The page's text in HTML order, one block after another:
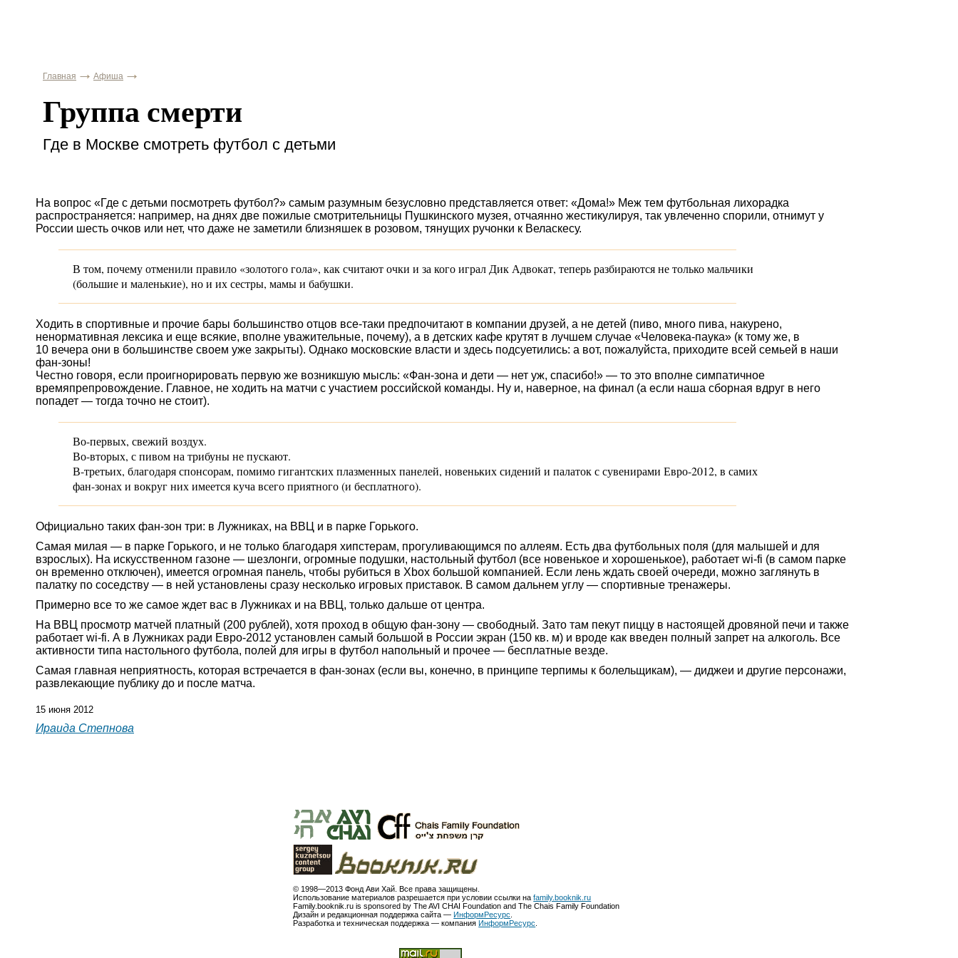
Главная Афиша
Группа смерти
Где в Москве смотреть футбол с детьми
На вопрос «Где с детьми посмотреть футбол?» самым разумным безусловно представляется ответ: «Дома!» Меж тем футбольная лихорадка
распространяется: например, на днях две пожилые смотрительницы Пушкинского музея, отчаянно жестикулируя, так увлеченно спорили, отнимут у
России шесть очков или нет, что даже не заметили близняшек в розовом, тянущих ручонки к Веласкесу.
В том, почему отменили правило «золотого гола», как считают очки и за кого играл Дик Адвокат, теперь разбираются не только мальчики
(большие и маленькие), но и их сестры, мамы и бабушки.
Ходить в спортивные и прочие бары большинство отцов все-таки предпочитают в компании друзей, а не детей (пиво, много пива, накурено,
ненормативная лексика и еще всякие, вполне уважительные, почему), а в детских кафе крутят в лучшем случае «Человека-паука» (к тому же, в
10 вечера они в большинстве своем уже закрыты). Однако московские власти и здесь подсуетились: а вот, пожалуйста, приходите всей семьей в наши
фан-зоны!
Честно говоря, если проигнорировать первую же возникшую мысль: «Фан-зона и дети — нет уж, спасибо!» — то это вполне симпатичное
времяпрепровождение. Главное, не ходить на матчи с участием российской команды. Ну и, наверное, на финал (а если наша сборная вдруг в него
попадет — тогда точно не стоит).
Во-первых, свежий воздух.
Во-вторых, с пивом на трибуны не пускают.
В-третьих, благодаря спонсорам, помимо гигантских плазменных панелей, новеньких сидений и палаток с сувенирами Евро-2012, в самих
фан-зонах и вокруг них имеется куча всего приятного (и бесплатного).
Официально таких фан-зон три: в Лужниках, на ВВЦ и в парке Горького.
Самая милая — в парке Горького, и не только благодаря хипстерам, прогуливающимся по аллеям. Есть два футбольных поля (для малышей и для
взрослых). На искусственном газоне — шезлонги, огромные подушки, настольный футбол (все новенькое и хорошенькое), работает wi-fi (в самом парке
он временно отключен), имеется огромная панель, чтобы рубиться в Xbox большой компанией. Если лень ждать своей очереди, можно заглянуть в
палатку по соседству — в ней установлены сразу несколько игровых приставок. В самом дальнем углу — спортивные тренажеры.
Примерно все то же самое ждет вас в Лужниках и на ВВЦ, только дальше от центра.
На ВВЦ просмотр матчей платный (200 рублей), хотя проход в общую фан-зону — свободный. Зато там пекут пиццу в настоящей дровяной печи и также
работает wi-fi. А в Лужниках ради Евро-2012 установлен самый большой в России экран (150 кв. м) и вроде как введен полный запрет на алкоголь. Все
активности типа настольного футбола, полей для игры в футбол напольный и прочее — бесплатные везде.
Самая главная неприятность, которая встречается в фан-зонах (если вы, конечно, в принципе терпимы к болельщикам), — диджеи и другие персонажи,
развлекающие публику до и после матча.
15 июня 2012
Ираида Степнова
© 1998—2013 Фонд Ави Хай. Все права защищены.
Использование материалов разрешается при условии ссылки наfamily.booknik.ru
Family.booknik.ru is sponsored by The AVI CHAI Foundation and The Chais Family Foundation
Дизайн и редакционная поддержка сайта —ИнформРесурс
Разработка и техническая поддержка — компанияИнформРесурс